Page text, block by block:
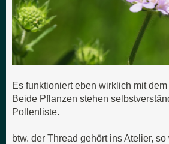
Es funktioniert eben wirklich mit
Beide Pflanzen stehen
Pollenliste.
btw. der Thread gehört ins Atelier,